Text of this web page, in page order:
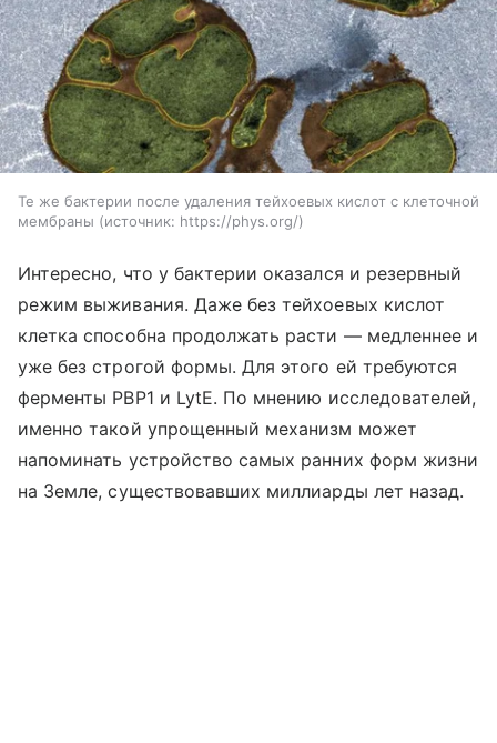
Те же бактерии после удаления тейхоевых кислот с клеточной
мембраны
источник: https://phys.org/
Интересно, что у бактерии оказался и резервный
режим выживания. Даже без тейхоевых кислот
клетка способна продолжать расти — медленнее и
уже без строгой формы. Для этого ей требуются
ферменты PBP1 и LytE. По мнению исследователей,
именно такой упрощенный механизм может
напоминать устройство самых ранних форм жизни
на Земле, существовавших миллиарды лет назад.